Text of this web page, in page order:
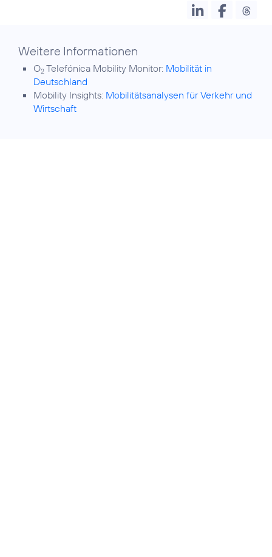
Weitere Informationen
O2 Telefónica Mobility Monitor: Mobilität in
Deutschland
Mobility Insights: Mobilitätsanalysen für Verkehr und
Wirtschaft